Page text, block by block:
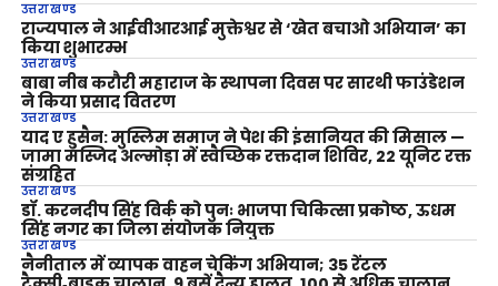
उत्तराखण्ड
राज्यपाल ने आईवीआरआई मुक्तेश्वर से ‘खेत बचाओ अभियान’ का
किया शुभारम्भ
उत्तराखण्ड
बाबा नीब करौरी महाराज के स्थापना दिवस पर सारथी फाउंडेशन
ने किया प्रसाद वितरण
उत्तराखण्ड
याद ए हुसैन: मुस्लिम समाज ने पेश की इंसानियत की मिसाल —
जामा मस्जिद अल्मोड़ा में स्वैच्छिक रक्तदान शिविर, 22 यूनिट रक्त
संग्रहित
उत्तराखण्ड
डॉ. करनदीप सिंह विर्क को पुनः भाजपा चिकित्सा प्रकोष्ठ, ऊधम
सिंह नगर का जिला संयोजक नियुक्त
उत्तराखण्ड
नैनीताल में व्यापक वाहन चेकिंग अभियान; 35 रेंटल